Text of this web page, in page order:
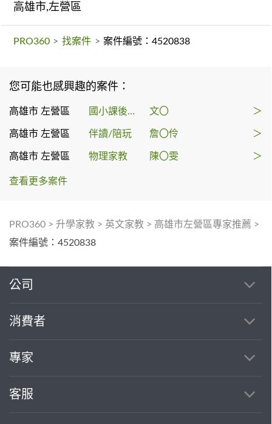
高雄市,左營區
PRO360 > 找案件 > 案件編號：4520838
您可能也感興趣的案件：
高雄市 左營區 國小課後輔導 文〇 ＞
高雄市 左營區 伴讀/陪玩 詹〇伶 ＞
高雄市 左營區 物理家教 陳〇雯 ＞
查看更多案件
PRO360 > 升學家教 > 英文家教 > 高雄市左營區專家推薦 >
案件編號：4520838
公司
消費者
專家
客服